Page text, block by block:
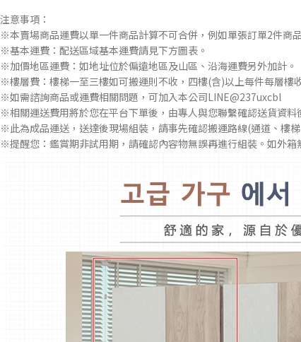
注意事項：
※本賣場商品運費以單一件商品計算不可合併，例如單張訂單2件商
※基本運費：配送區域基本運費請見下方圖表。
※加價地區運費：如地址位於偏遠地區及山區、沿海運費另外加計。
※樓層費：樓梯一至三樓如可搬運則不收，四樓(含)以上每件每層樓
※如需諮詢商品或運費相關問題，可加入本公司LINE@237uxcbl
※相關運送費用將於您在平台下單後，由專人與您聯繫確認送貨資料
※此為成品運送，送達後現場組裝，請事先確認搬運路線(通道、樓
※提醒您：鑑賞期非試用期，請確認內容物無誤再進行組裝。如外